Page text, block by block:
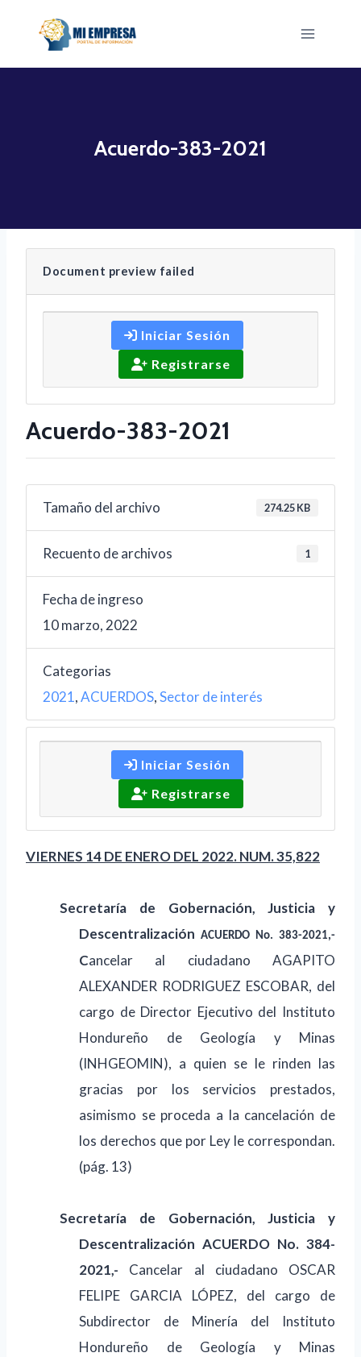
Acuerdo-383-2021
Document preview failed
Iniciar Sesión
Registrarse
Acuerdo-383-2021
Tamaño del archivo 274.25 KB
Recuento de archivos 1
Fecha de ingreso
10 marzo, 2022
Categorias
2021,ACUERDOS,Sector de interés
Iniciar Sesión
Registrarse
VIERNES 14 DE ENERO DEL 2022. NUM. 35,822
Secretaría de Gobernación, Justicia y
DescentralizaciónACUERDO No. 383-2021,-
Cancelar al ciudadano AGAPITO
ALEXANDER RODRIGUEZ ESCOBAR, del
cargo de Director Ejecutivo del Instituto
Hondureño de Geología y Minas
(INHGEOMIN), a quien se le rinden las
gracias por los servicios prestados,
asimismo se proceda a la cancelación de
los derechos que por Ley le correspondan.
(pág. 13)
Secretaría de Gobernación, Justicia y
DescentralizaciónACUERDO No. 384-
2021,- Cancelar al ciudadano OSCAR
FELIPE GARCIA LÓPEZ, del cargo de
Subdirector de Minería del Instituto
Hondureño de Geología y Minas